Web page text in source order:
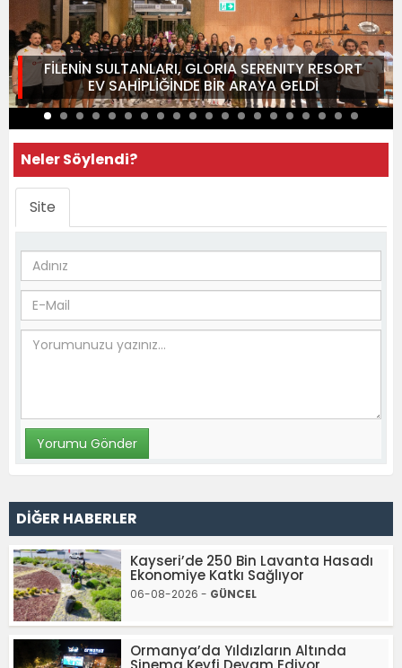
FİLENİN SULTANLARI, GLORIA SERENITY RESORT
EV SAHİPLİĞİNDE BİR ARAYA GELDİ
Neler Söylendi?
Site
DİĞER HABERLER
Kayseri’de 250 Bin Lavanta Hasadı
Ekonomiye Katkı Sağlıyor
06-08-2026 - GÜNCEL
Ormanya’da Yıldızların Altında